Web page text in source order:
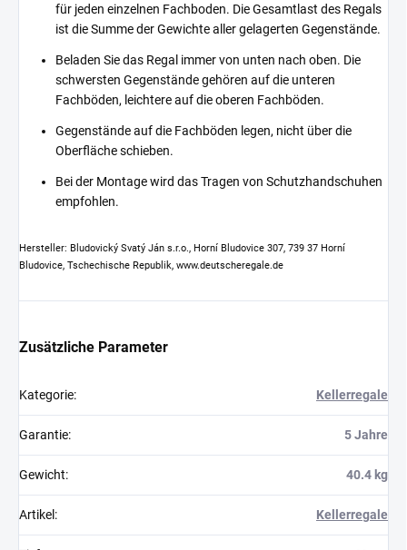
für jeden einzelnen Fachboden. Die Gesamtlast des Regals
ist die Summe der Gewichte aller gelagerten Gegenstände.
Beladen Sie das Regal immer von unten nach oben. Die
schwersten Gegenstände gehören auf die unteren
Fachböden, leichtere auf die oberen Fachböden.
Gegenstände auf die Fachböden legen, nicht über die
Oberfläche schieben.
Bei der Montage wird das Tragen von Schutzhandschuhen
empfohlen.
Hersteller: Bludovický Svatý Ján s.r.o., Horní Bludovice 307, 739 37 Horní
Bludovice, Tschechische Republik, www.deutscheregale.de
Zusätzliche Parameter
Kategorie: Kellerregale
Garantie: 5 Jahre
Gewicht: 40.4 kg
Artikel : Kellerregale